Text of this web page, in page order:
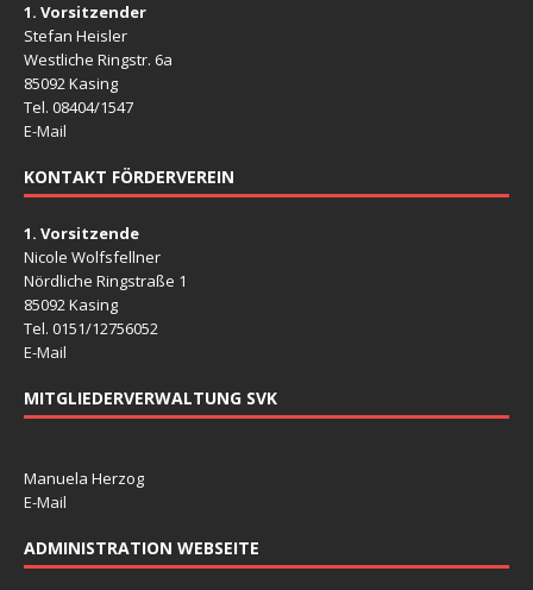
1. Vorsitzender
Stefan Heisler
Westliche Ringstr. 6a
85092 Kasing
Tel. 08404/1547
E-Mail
KONTAKT FÖRDERVEREIN
1. Vorsitzende
Nicole Wolfsfellner
Nördliche Ringstraße 1
85092 Kasing
Tel. 0151/12756052
E-Mail
MITGLIEDERVERWALTUNG SVK
Manuela Herzog
E-Mail
ADMINISTRATION WEBSEITE